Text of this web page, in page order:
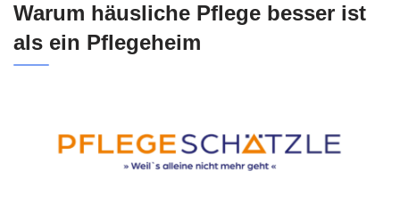
Warum häusliche Pflege besser ist
als ein Pflegeheim